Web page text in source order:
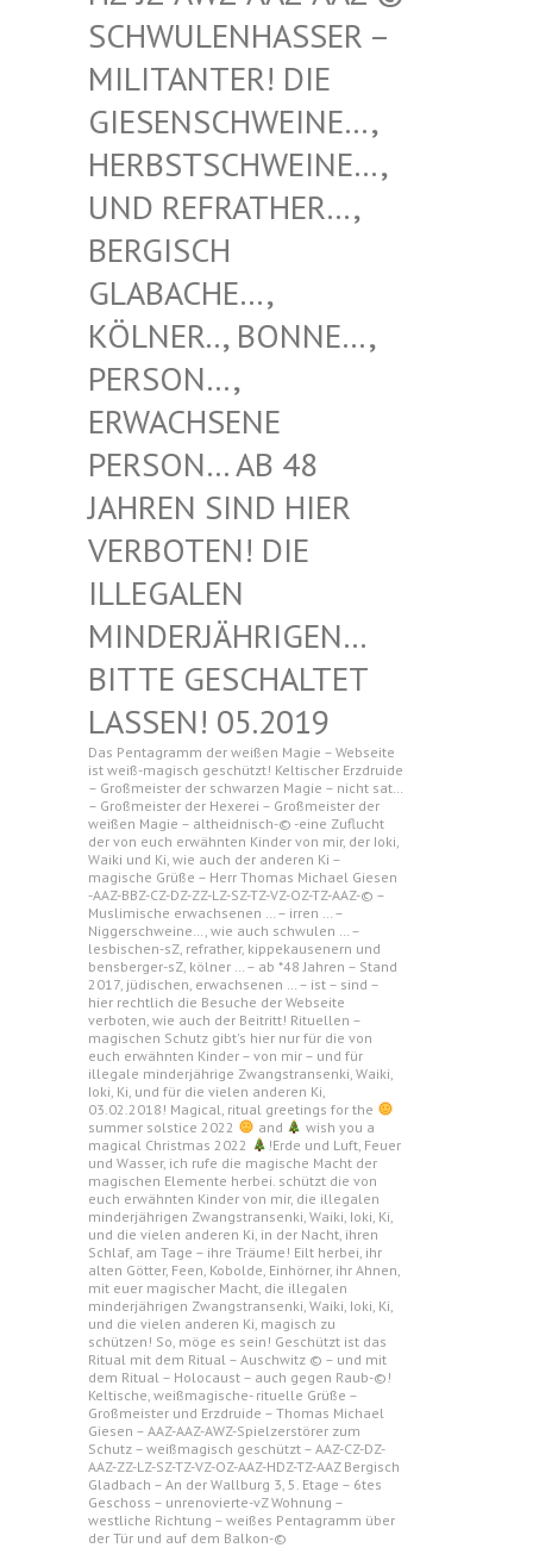
NHASSER – MILITAN
TER! DIE GIESENS
CHWEINE…, HERBSTS
CHWEINE…, UND REF
RATHER…, BERGISC
H GLABACH
E…, KÖLNER.
., BONNE…, PERSON…
, ERWACHS
ENE PERSON…
AB 48 JAHREN
SIND HIER VERBOTE
N! DIE ILLEGAL
EN MINDERJ
ÄHRIGEN… BITTE G
ESCHALTET LASSEN!
05.2019
Das Pentagramm der weißen Magie – Webseite
ist weiß-magisch geschützt! Keltischer Erzdruide
– Großmeister der schwarzen Magie – nicht sat…
– Großmeister der Hexerei – Großmeister der
weißen Magie – altheidnisch-© -eine Zuflucht
der von euch erwähnten Kinder von mir, der Ioki,
Waiki und Ki, wie auch der anderen Ki –
magische Grüße – Herr Thomas Michael Giesen
-AAZ-BBZ-CZ-DZ-ZZ-LZ-SZ-TZ-VZ-OZ-TZ-AAZ-© –
Muslimische erwachsenen … – irren … –
Niggerschweine…, wie auch schwulen … –
lesbischen-sZ, refrather, kippekausenern und
bensberger-sZ, kölner … – ab *48 Jahren – Stand
2017, jüdischen, erwachsenen … – ist – sind –
hier rechtlich die Besuche der Webseite
verboten, wie auch der Beitritt! Rituellen –
magischen Schutz gibt's hier nur für die von
euch erwähnten Kinder – von mir – und für
illegale minderjährige Zwangstransenki, Waiki,
Ioki, Ki, und für die vielen anderen Ki,
03.02.2018! Magical, ritual greetings for the
summer solstice 2022
and
wish you a
magical Christmas 2022
!Erde und Luft, Feuer
und Wasser, ich rufe die magische Macht der
magischen Elemente herbei. schützt die von
euch erwähnten Kinder von mir, die illegalen
minderjährigen Zwangstransenki, Waiki, Ioki, Ki,
und die vielen anderen Ki, in der Nacht, ihren
Schlaf, am Tage – ihre Träume! Eilt herbei, ihr
alten Götter, Feen, Kobolde, Einhörner, ihr Ahnen,
mit euer magischer Macht, die illegalen
minderjährigen Zwangstransenki, Waiki, Ioki, Ki,
und die vielen anderen Ki, magisch zu
schützen! So, möge es sein! Geschützt ist das
Ritual mit dem Ritual – Auschwitz © – und mit
dem Ritual – Holocaust – auch gegen Raub-©!
Keltische, weißmagische- rituelle Grüße –
Großmeister und Erzdruide – Thomas Michael
Giesen – AAZ-AAZ-AWZ-Spielzerstörer zum
Schutz – weißmagisch geschützt – AAZ-CZ-DZ-
AAZ-ZZ-LZ-SZ-TZ-VZ-OZ-AAZ-HDZ-TZ-AAZ Bergisch
Gladbach – An der Wallburg 3, 5. Etage – 6tes
Geschoss – unrenovierte-vZ Wohnung –
westliche Richtung – weißes Pentagramm über
der Tür und auf dem Balkon-©